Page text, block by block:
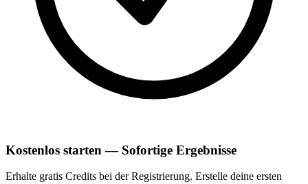
Kostenlos starten — Sofortige Ergebnisse
Erhalte gratis Credits bei der Registrierung. Erstelle deine ersten